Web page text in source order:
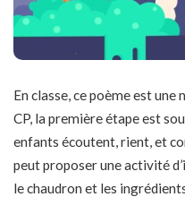
En classe, ce poème est une
CP, la première étape est
enfants écoutent, rient, et
peut proposer une activité
le chaudron et les